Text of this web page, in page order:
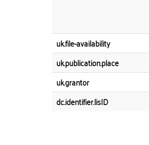
uk.file-availability
uk.publication.place
uk.grantor
dc.identifier.lisID